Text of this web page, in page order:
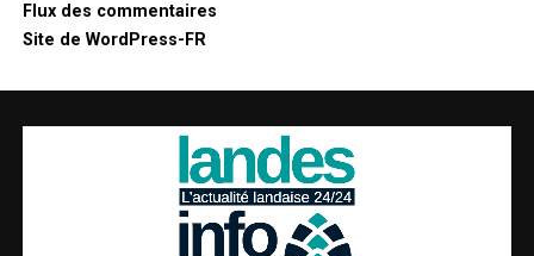
Flux des commentaires
Site de WordPress-FR